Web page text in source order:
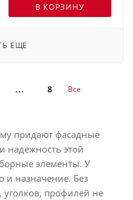
В КОРЗИНУ
ЕЩЕ
8 Все
придают фасадные
надежность этой
элементы. У
и назначение. Без
уголков, профилей не